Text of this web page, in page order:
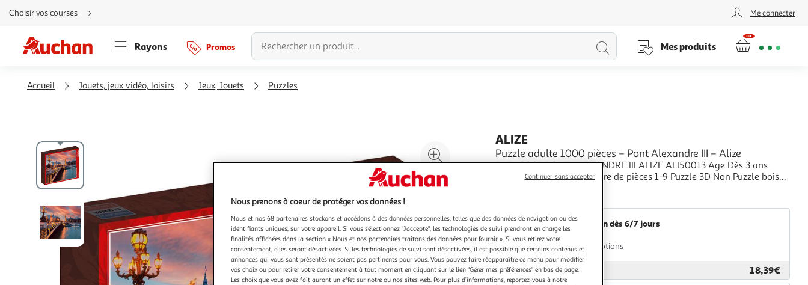
Aller
directement
au
Aller
directement
à
Aller
directement
rubrique
Choisir vos courses Me connecter
Rayons Promos
Lancer
Mes produits
Accueil Jouets, jeux vidéo, loisirs Jeux, Jouets Puzzles
Agrandir
l'illustration
à
Réduire
à
100
%
Partager
le
produit
ALIZE
Puzzle adulte 1000 pièces – Pont Alexandre III – Alize
PUZ 1000P PONT ALEXANDRE III ALIZE ALI50013 Age Dès 3 ans
Marquage CE NON Nombre de pièces 1-9 Puzzle 3D Non Puzzle bois
Livraison dès 6/7 jours
Plus d'options
Vendu par Multishop 18,39€
Nous prenons à coeur de protéger vos données !
Nous et nos 68 partenaires stockons et accédons à des données personnelles, telles que des données de navigation ou des
identifiants uniques, sur votre appareil. Si vous sélectionnez "J'accepte", les technologies de suivi prendront en charge les
finalités affichées dans la section « Nous et nos partenaires traitons des données pour fournir ». Si vous retirez votre
consentement, elles seront désactivées. Si les technologies de suivi sont désactivées, il est possible que certains contenus et
annonces qui vous sont présentés ne soient pas pertinents pour vous. Vous pouvez faire réapparaître ce menu pour modifier
vos choix ou pour retirer votre consentement à tout moment en cliquant sur le lien "Gérer mes préférences" en bas de page.
Les choix que vous avez fait auront un effet sur notre ou nos sites web. Pour plus d’informations, reportez-vous à notre
Continuer sans accepter